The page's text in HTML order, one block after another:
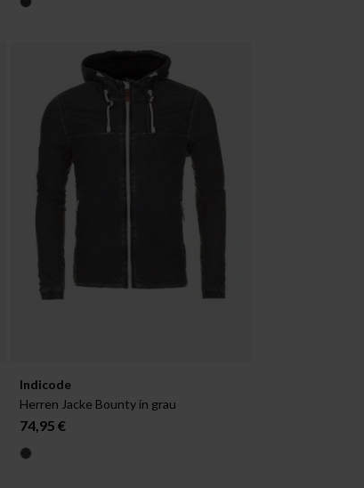
Verfügbar in:
S
Indicode
Herren Jacke Bounty in grau
74,95 €